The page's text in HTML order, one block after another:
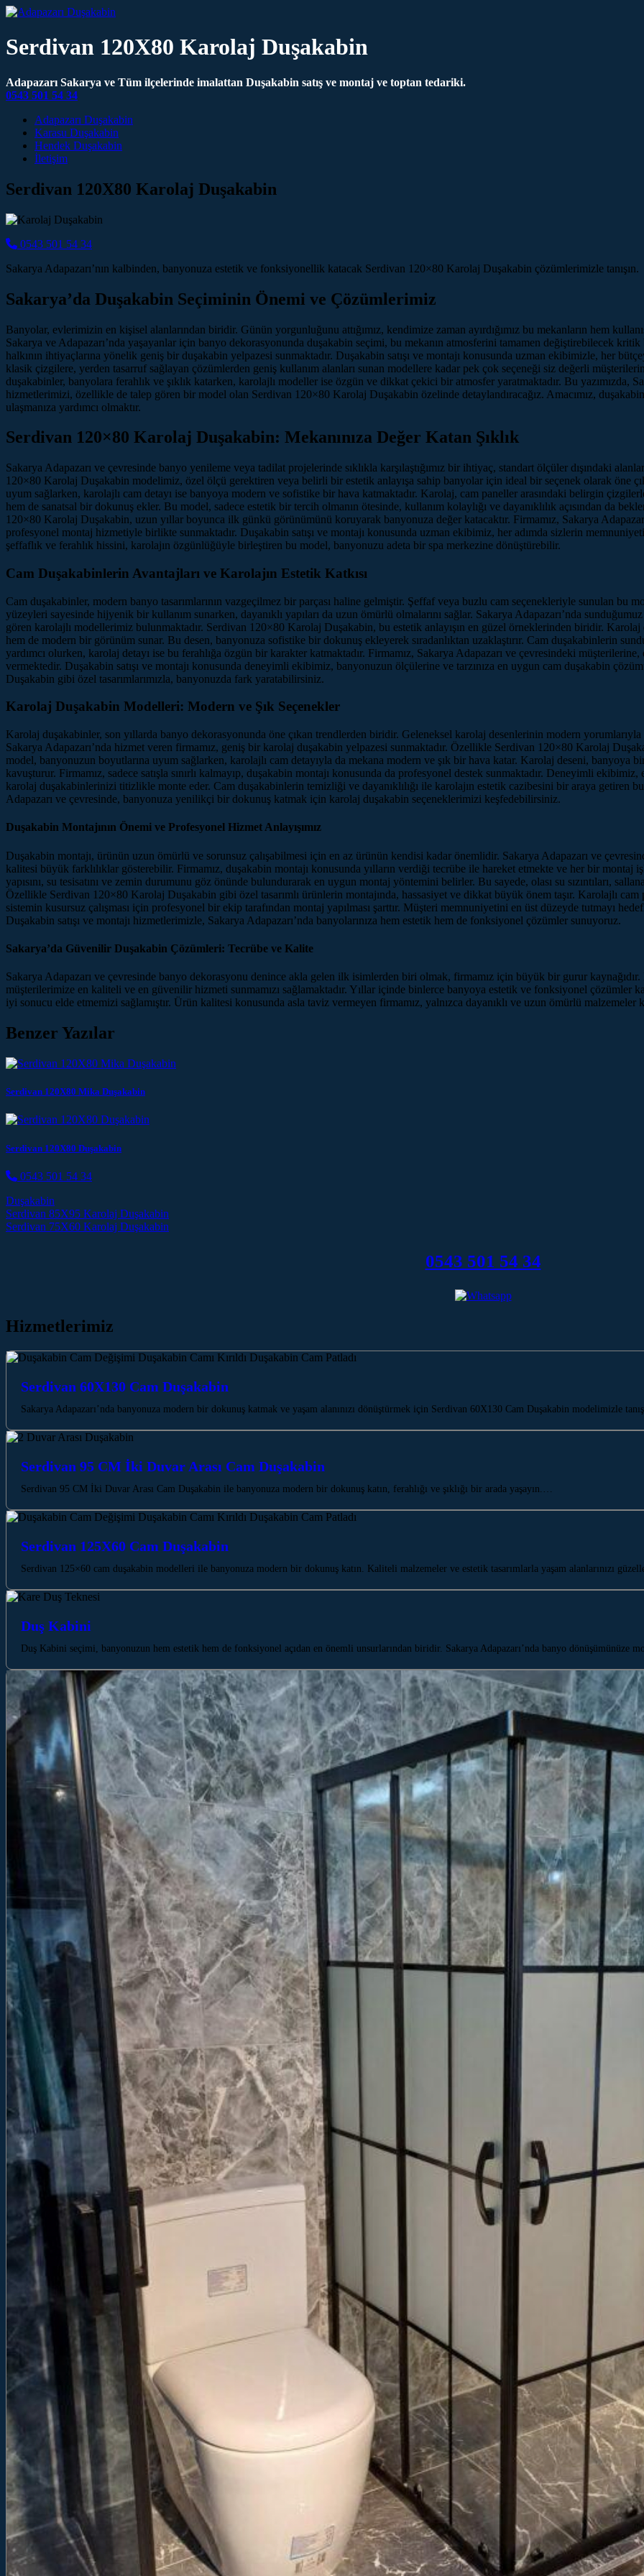
Serdivan 120X80 Karolaj Duşakabin
Adapazarı Sakarya ve Tüm ilçelerinde imalattan Duşakabin satış ve montaj ve toptan tedariki.
0543 501 54 34
Main Navigation
Adapazarı Duşakabin
Karasu Duşakabin
Hendek Duşakabin
İletişim
Serdivan 120X80 Karolaj Duşakabin
0543 501 54 34
Sakarya Adapazarı’nın kalbinden, banyonuza estetik ve fonksiyonellik katacak Serdivan 120×80 Karolaj Duşakabin çözümlerimizle tanışın.
Sakarya’da Duşakabin Seçiminin Önemi ve Çözümlerimiz
Banyolar, evlerimizin en kişisel alanlarından biridir. Günün yorgunluğunu attığımız, kendimize zaman ayırdığımız bu mekanların hem
Sakarya ve Adapazarı’nda yaşayanlar için banyo dekorasyonunda duşakabin seçimi, bu mekanın atmosferini tamamen değiştirebilecek
halkının ihtiyaçlarına yönelik geniş bir duşakabin yelpazesi sunmaktadır. Duşakabin satışı ve montajı konusunda uzman ekibimizle, her
klasik çizgilere, yerden tasarruf sağlayan çözümlerden geniş kullanım alanları sunan modellere kadar pek çok seçeneği siz değerli
duşakabinler, banyolara ferahlık ve şıklık katarken, karolajlı modeller ise özgün ve dikkat çekici bir atmosfer yaratmaktadır. Bu yazımızda,
hizmetlerimizi, özellikle de talep gören bir model olan Serdivan 120×80 Karolaj Duşakabin özelinde detaylandıracağız. Amacımız,
ulaşmanıza yardımcı olmaktır.
Serdivan 120×80 Karolaj Duşakabin: Mekanınıza Değer Katan Şıklık
Sakarya Adapazarı ve çevresinde banyo yenileme veya tadilat projelerinde sıklıkla karşılaştığımız bir ihtiyaç, standart ölçüler dışındaki
120×80 Karolaj Duşakabin modelimiz, özel ölçü gerektiren veya belirli bir estetik anlayışa sahip banyolar için ideal bir seçenek olarak öne
uyum sağlarken, karolajlı cam detayı ise banyoya modern ve sofistike bir hava katmaktadır. Karolaj, cam paneller arasındaki belirgin
hem de sanatsal bir dokunuş ekler. Bu model, sadece estetik bir tercih olmanın ötesinde, kullanım kolaylığı ve dayanıklılık açısından da
120×80 Karolaj Duşakabin, uzun yıllar boyunca ilk günkü görünümünü koruyarak banyonuza değer katacaktır. Firmamız, Sakarya
profesyonel montaj hizmetiyle birlikte sunmaktadır. Duşakabin satışı ve montajı konusunda uzman ekibimiz, her adımda sizlerin
şeffaflık ve ferahlık hissini, karolajın özgünlüğüyle birleştiren bu model, banyonuzu adeta bir spa merkezine dönüştürebilir.
Cam Duşakabinlerin Avantajları ve Karolajın Estetik Katkısı
Cam duşakabinler, modern banyo tasarımlarının vazgeçilmez bir parçası haline gelmiştir. Şeffaf veya buzlu cam seçenekleriyle sunulan
yüzeyleri sayesinde hijyenik bir kullanım sunarken, dayanıklı yapıları da uzun ömürlü olmalarını sağlar. Sakarya Adapazarı’nda
gören karolajlı modellerimiz bulunmaktadır. Serdivan 120×80 Karolaj Duşakabin, bu estetik anlayışın en güzel örneklerinden biridir.
hem de modern bir görünüm sunar. Bu desen, banyonuza sofistike bir dokunuş ekleyerek sıradanlıktan uzaklaştırır. Cam duşakabinlerin
yardımcı olurken, karolaj detayı ise bu ferahlığa özgün bir karakter katmaktadır. Firmamız, Sakarya Adapazarı ve çevresindeki
vermektedir. Duşakabin satışı ve montajı konusunda deneyimli ekibimiz, banyonuzun ölçülerine ve tarzınıza en uygun cam duşakabin
Duşakabin gibi özel tasarımlarımızla, banyonuzda fark yaratabilirsiniz.
Karolaj Duşakabin Modelleri: Modern ve Şık Seçenekler
Karolaj duşakabinler, son yıllarda banyo dekorasyonunda öne çıkan trendlerden biridir. Geleneksel karolaj desenlerinin modern
Sakarya Adapazarı’nda hizmet veren firmamız, geniş bir karolaj duşakabin yelpazesi sunmaktadır. Özellikle Serdivan 120×80 Karolaj
model, banyonuzun boyutlarına uyum sağlarken, karolajlı cam detayıyla da mekana modern ve şık bir hava katar. Karolaj deseni, banyoya
kavuşturur. Firmamız, sadece satışla sınırlı kalmayıp, duşakabin montajı konusunda da profesyonel destek sunmaktadır. Deneyimli
karolaj duşakabinlerinizi titizlikle monte eder. Cam duşakabinlerin temizliği ve dayanıklılığı ile karolajın estetik cazibesini bir araya getiren
Adapazarı ve çevresinde, banyonuza yenilikçi bir dokunuş katmak için karolaj duşakabin seçeneklerimizi keşfedebilirsiniz.
Duşakabin Montajının Önemi ve Profesyonel Hizmet Anlayışımız
Duşakabin montajı, ürünün uzun ömürlü ve sorunsuz çalışabilmesi için en az ürünün kendisi kadar önemlidir. Sakarya Adapazarı ve
kalitesi büyük farklılıklar gösterebilir. Firmamız, duşakabin montajı konusunda yılların verdiği tecrübe ile hareket etmekte ve her bir
yapısını, su tesisatını ve zemin durumunu göz önünde bulundurarak en uygun montaj yöntemini belirler. Bu sayede, olası su sızıntıları,
Özellikle Serdivan 120×80 Karolaj Duşakabin gibi özel tasarımlı ürünlerin montajında, hassasiyet ve dikkat büyük önem taşır. Karolajlı
sistemin kusursuz çalışması için profesyonel bir ekip tarafından montaj yapılması şarttır. Müşteri memnuniyetini en üst düzeyde tutmayı
Duşakabin satışı ve montajı hizmetlerimizle, Sakarya Adapazarı’nda banyolarınıza hem estetik hem de fonksiyonel çözümler sunuyoruz.
Sakarya’da Güvenilir Duşakabin Çözümleri: Tecrübe ve Kalite
Sakarya Adapazarı ve çevresinde banyo dekorasyonu denince akla gelen ilk isimlerden biri olmak, firmamız için büyük bir gurur kaynağıdır.
müşterilerimize en kaliteli ve en güvenilir hizmeti sunmamızı sağlamaktadır. Yıllar içinde binlerce banyoya estetik ve fonksiyonel çözümler
iyi sonucu elde etmemizi sağlamıştır. Ürün kalitesi konusunda asla taviz vermeyen firmamız, yalnızca dayanıklı ve uzun ömürlü malzemeler
Benzer Yazılar
Serdivan 120X80 Mika Duşakabin
Serdivan 120X80 Duşakabin
0543 501 54 34
Duşakabin
Post navigation
Serdivan 85X95 Karolaj Duşakabin
Serdivan 75X60 Karolaj Duşakabin
0543 501 54 34
Hizmetlerimiz
Serdivan 60X130 Cam Duşakabin
Sakarya Adapazarı’nda banyonuza modern bir dokunuş katmak ve yaşam alanınızı dönüştürmek için Serdivan 60X130 Cam Duşakabin modelimizle
Serdivan 95 CM İki Duvar Arası Cam Duşakabin
Serdivan 95 CM İki Duvar Arası Cam Duşakabin ile banyonuza modern bir dokunuş katın, ferahlığı ve şıklığı bir arada yaşayın.…
Serdivan 125X60 Cam Duşakabin
Serdivan 125×60 cam duşakabin modelleri ile banyonuza modern bir dokunuş katın. Kaliteli malzemeler ve estetik tasarımlarla yaşam alanlarınızı
Duş Kabini
Duş Kabini seçimi, banyonuzun hem estetik hem de fonksiyonel açıdan en önemli unsurlarından biridir. Sakarya Adapazarı’nda banyo dönüşümünüze